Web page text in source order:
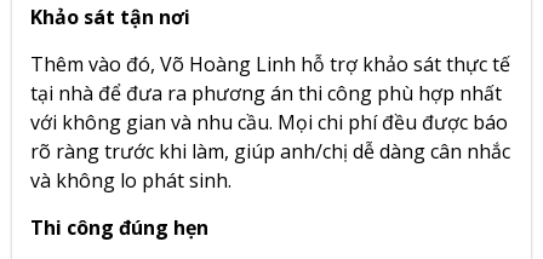
Khảo sát tận nơi
Thêm vào đó, Võ Hoàng Linh hỗ trợ khảo sát thực tế
tại nhà để đưa ra phương án thi công phù hợp nhất
với không gian và nhu cầu. Mọi chi phí đều được báo
rõ ràng trước khi làm, giúp anh/chị dễ dàng cân nhắc
và không lo phát sinh.
Thi công đúng hẹn